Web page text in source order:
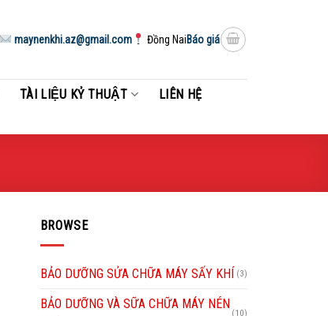
maynenkhi.az@gmail.com Đồng NaiBáo giá
TÀI LIỆU KỶ THUẬT
LIÊN HỆ
BROWSE
BẢO DƯỠNG SỬA CHỮA MÁY SẤY KHÍ (3)
BẢO DƯỠNG VÀ SỮA CHỮA MÁY NÉN
(10)